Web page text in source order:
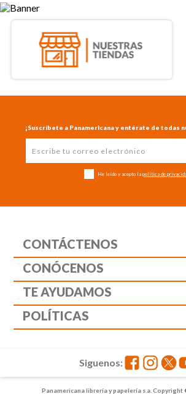
¡Suscríbete a Panamericana y entérate de todas
He leído y acepto la política de
CONTÁCTENOS
CONÓCENOS
TE AYUDAMOS
POLÍTICAS
Panamericana librería y papelería s.a. Copyright
Siguenos: